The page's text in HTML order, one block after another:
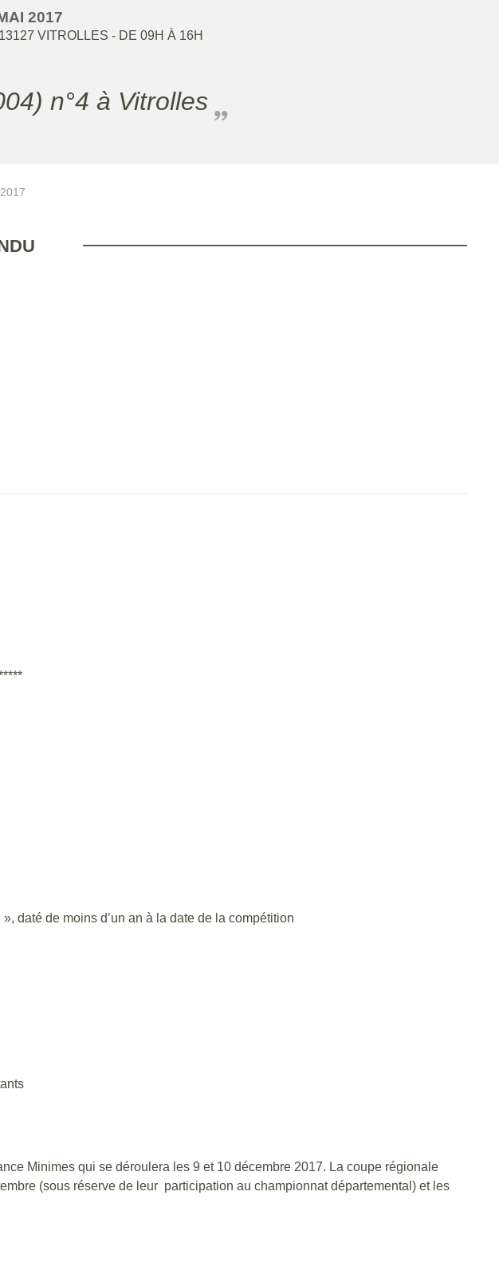
2017
13127 VITROLLES - DE 09H À 16H
n°4 à Vitrolles
daté de moins d’un an à la date de la compétition
Minimes qui se déroulera les 9 et 10 décembre 2017. La coupe régionale
(sous réserve de leur participation au championnat départemental) et les